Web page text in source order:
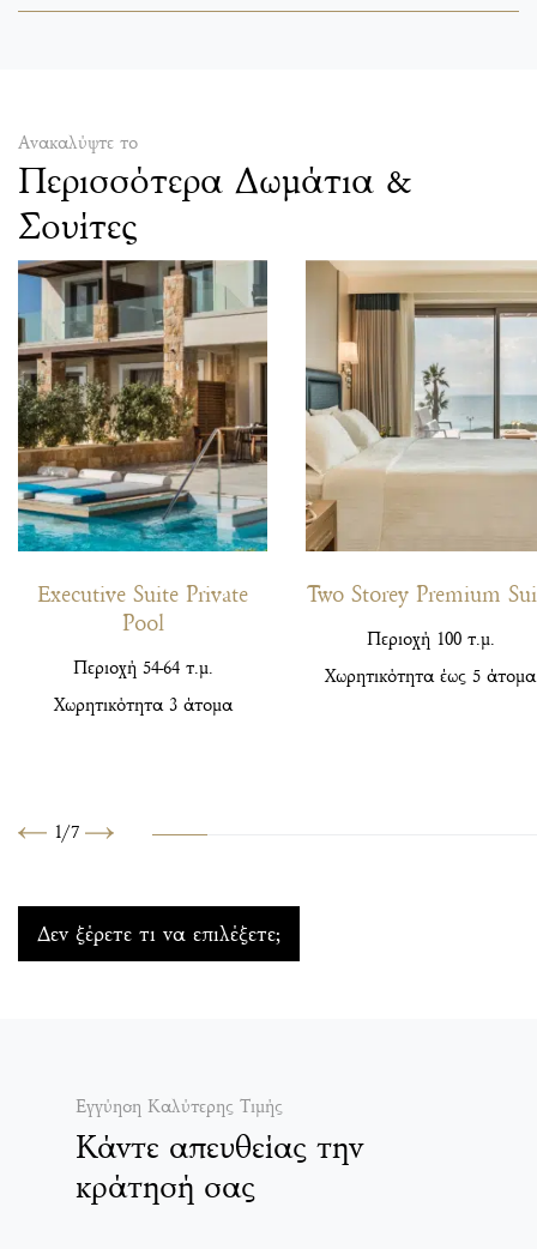
Ανακαλύψτε το
Περισσότερα Δωμάτια &
Σουίτες
Executive Suite Private
Pool
Περιοχή 54-64 τ.μ.
Χωρητικότητα 3 άτομα
Two Storey Premium
Περιοχή 100 τ.μ.
Χωρητικότητα έως 5 άτομα
Προηγούμενο
1/7
Δεν ξέρετε τι να επιλέξετε;
Εγγύηση Καλύτερης Τιμής
Κάντε απευθείας την
κράτησή σας